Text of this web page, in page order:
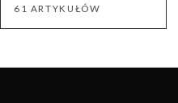
61 ARTYKUŁÓW